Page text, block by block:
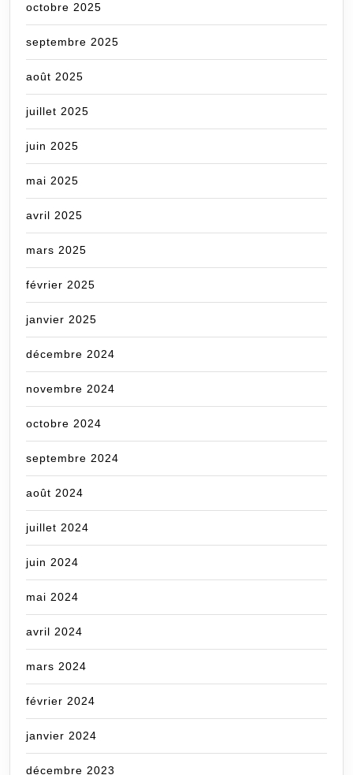
octobre 2025
septembre 2025
août 2025
juillet 2025
juin 2025
mai 2025
avril 2025
mars 2025
février 2025
janvier 2025
décembre 2024
novembre 2024
octobre 2024
septembre 2024
août 2024
juillet 2024
juin 2024
mai 2024
avril 2024
mars 2024
février 2024
janvier 2024
décembre 2023